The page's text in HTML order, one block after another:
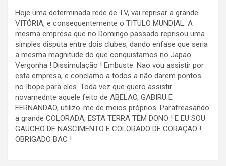
Hoje uma determinada rede de TV, vai reprisar a grande
VITÓRIA, e consequentemente o TITULO MUNDIAL. A
mesma empresa que no Domingo passado reprisou uma
simples disputa entre dois clubes, dando enfase que seria
a mesma magnitude do que conquistamos no Japao.
Vergonha ! Dissimulação ! Embuste. Nao vou assistir por
esta empresa, e conclamo a todos a não darem pontos
no Ibope para eles. Toda vez que quero assistir
novamednte aquele feito de ABELAO, GABIRU E
FERNANDAO, utilizo-me de meios próprios. Parafreasando
a grande COLORADA, ESTA TERRA TEM DONO ! E EU SOU
GAUCHO DE NASCIMENTO E COLORADO DE CORAÇÃO !
OBRIGADO BAC !